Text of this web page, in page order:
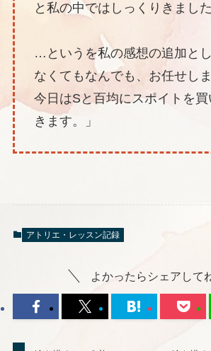
と私の中ではしっくりきました
…というを私の感想の追加と
なくてもなんでも、お任せし
今日はSと百均にスポイトを買
きます。」
アトリエ・レッスン記録
よかったらシェアして